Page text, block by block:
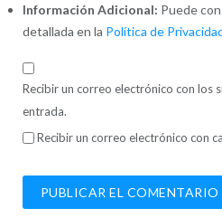
Información Adicional: Puede
detallada en la Política de
Recibir un correo electrónico con los
entrada.
Recibir un correo electrónico con